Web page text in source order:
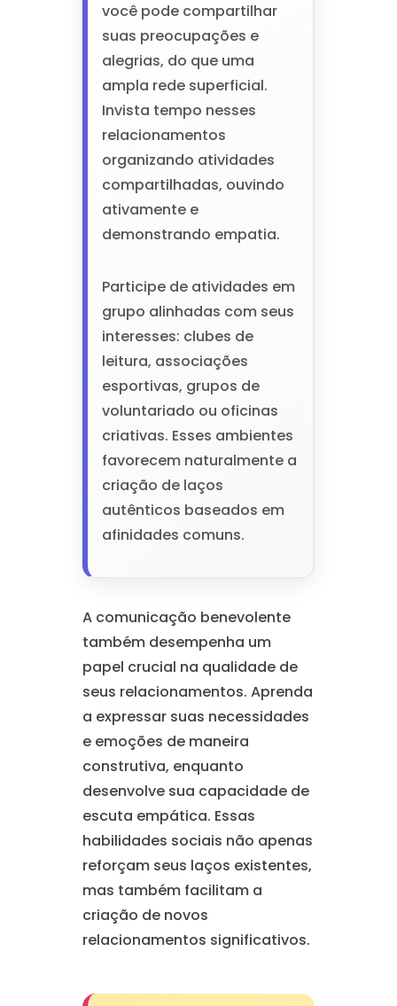
você pode compartilhar
suas preocupações e
alegrias, do que uma
ampla rede superficial.
Invista tempo nesses
relacionamentos
organizando atividades
compartilhadas, ouvindo
ativamente e
demonstrando empatia.
Participe de atividades em
grupo alinhadas com seus
interesses: clubes de
leitura, associações
esportivas, grupos de
voluntariado ou oficinas
criativas. Esses ambientes
favorecem naturalmente a
criação de laços
autênticos baseados em
afinidades comuns.
A comunicação benevolente
também desempenha um
papel crucial na qualidade de
seus relacionamentos. Aprenda
a expressar suas necessidades
e emoções de maneira
construtiva, enquanto
desenvolve sua capacidade de
escuta empática. Essas
habilidades sociais não apenas
reforçam seus laços existentes,
mas também facilitam a
criação de novos
relacionamentos significativos.